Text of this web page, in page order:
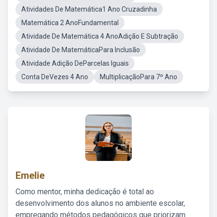
Atividades De Matemática1 Ano Cruzadinha
Matemática 2 AnoFundamental
Atividade De Matemática 4 AnoAdição E Subtração
Atividade De MatemáticaPara Inclusão
Atividade Adição DeParcelas Iguais
Conta DeVezes 4 Ano
MultiplicaçãoPara 7º Ano
Emelie
Como mentor, minha dedicação é total ao
desenvolvimento dos alunos no ambiente escolar,
empregando métodos pedagógicos que priorizam